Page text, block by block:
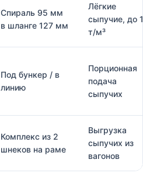
Спираль 95 мм
в шланге 127 мм
Лёгкие
сыпучие, до 1
т/м³
Под бункер / в
линию
Порционная
подача
сыпучих
Комплекс из 2
шнеков на раме
Выгрузка
сыпучих из
вагонов